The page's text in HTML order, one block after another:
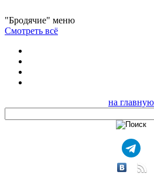
"Бродячие" меню
Смотреть всё
на главную